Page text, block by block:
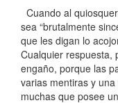
Cuando al
sea “brutalmente
que les digan lo
Cualquier respuesta,
engaño, porque las
varias mentiras y
muchas que posee